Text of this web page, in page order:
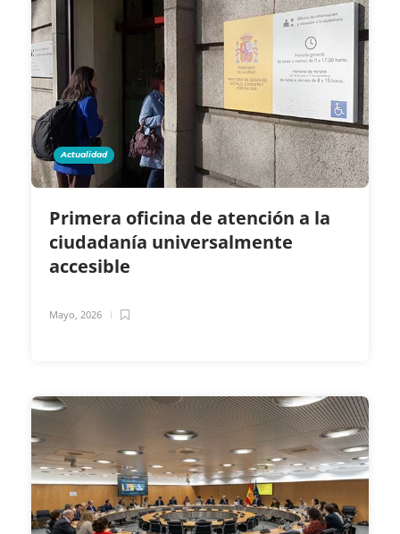
Actualidad
Primera oficina de atención a la
ciudadanía universalmente
accesible
Mayo, 2026